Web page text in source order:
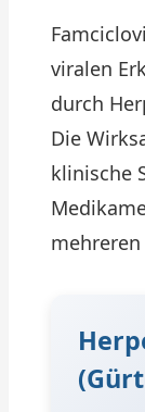
viralen
durch
Die
klinische